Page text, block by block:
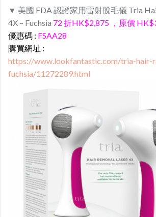
▼ 美國 FDA 認證家用雷射脫毛儀 Tria
4X – Fuchsia 72 折HK$2,875 ，原價
優惠碼 : FSAA28
購買網址 :
https://www.lookfantastic.com/tria-hair-
fuchsia/11272289.html